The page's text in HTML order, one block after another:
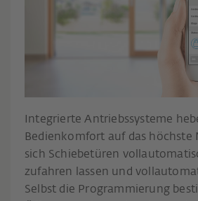
Integrierte Antriebssysteme
Bedienkomfort auf das höchste
sich Schiebetüren
zufahren lassen und
Selbst die Programmierung